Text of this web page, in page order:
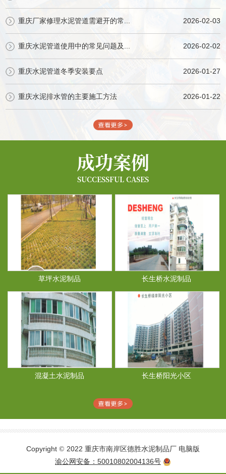
重庆厂家修理水泥管道需避开的常... 2026-02-03
重庆水泥管道使用中的常见问题及... 2026-02-02
重庆水泥管道冬季安装要点 2026-01-27
重庆水泥排水管的主要施工方法 2026-01-22
成功案例
SUCCESSFUL CASES
草坪水泥制品 长生桥水泥制品
混凝土水泥制品 长生桥阳光小区
Copyright © 2022 重庆市南岸区德胜水泥制品厂 电脑版
渝公网安备：50010802004136号